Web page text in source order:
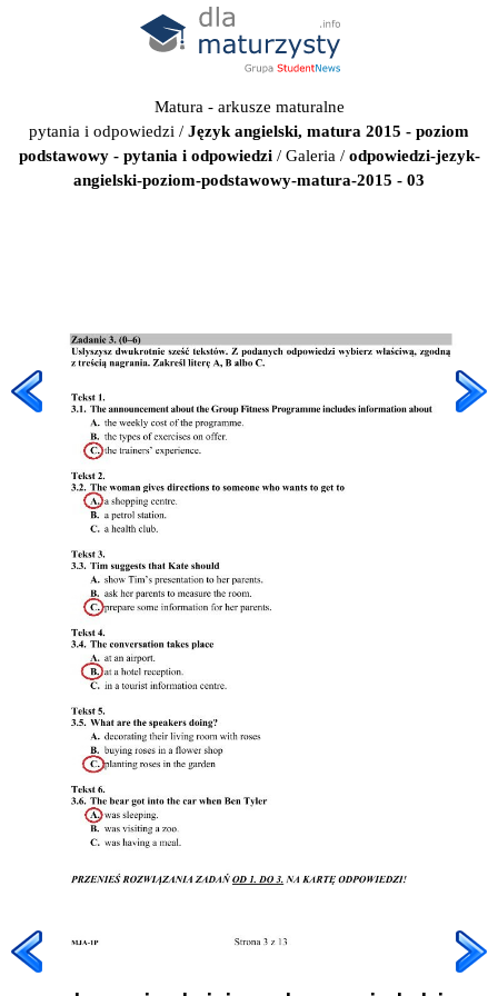
Matura - arkusze maturalne
pytania i odpowiedzi / Język angielski, matura 2015 - poziom
podstawowy - pytania i odpowiedzi/ Galeria / odpowiedzi-jezyk-
angielski-poziom-podstawowy-matura-2015 - 03